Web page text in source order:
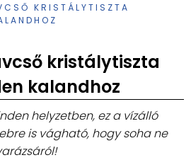
KRISTÁLYTISZTA
kristálytiszta
kalandhoz
helyzetben, ez a vízálló
is vágható, hogy soha ne